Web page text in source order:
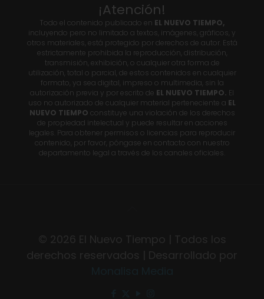
¡Atención!
Todo el contenido publicado en EL NUEVO TIEMPO,
incluyendo pero no limitado a textos, imágenes, gráficos, y
otros materiales, está protegido por derechos de autor. Está
estrictamente prohibida la reproducción, distribución,
transmisión, exhibición, o cualquier otra forma de
utilización, total o parcial, de estos contenidos en cualquier
formato, ya sea digital, impreso o multimedia, sin la
autorización previa y por escrito de EL NUEVO TIEMPO. El
uso no autorizado de cualquier material perteneciente a EL
NUEVO TIEMPO constituye una violación de los derechos
de propiedad intelectual y puede resultar en acciones
legales. Para obtener permisos o licencias para reproducir
contenido, por favor, póngase en contacto con nuestro
departamento legal a través de los canales oficiales.
© 2026 El Nuevo Tiempo | Todos los
derechos reservados | Desarrollado por